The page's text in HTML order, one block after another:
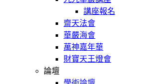
講座報名
齋天法會
華嚴海會
萬神嘉年華
財寶天王燈會
論壇